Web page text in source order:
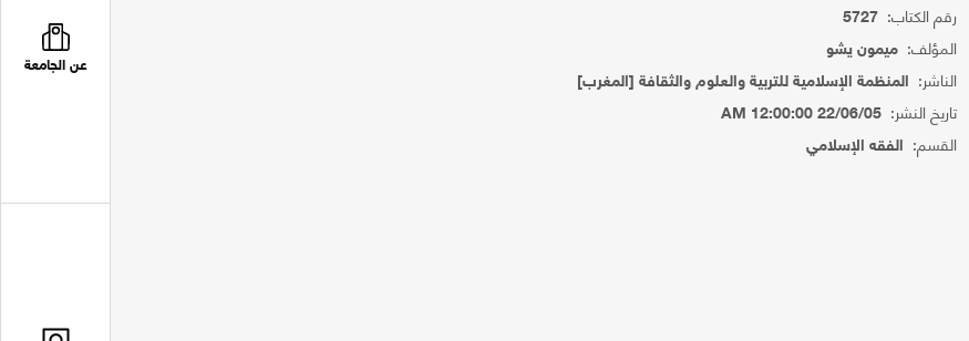
عن الجامعة
رقم الكتاب: 5727
المؤلف: ميمون يشو
الناشر: المنظمة الإسلامية للتربية والعلوم والثقافة [المغرب]
تاريخ النشر: 22/06/05 12:00:00 AM
القسم: الفقه الإسلامي